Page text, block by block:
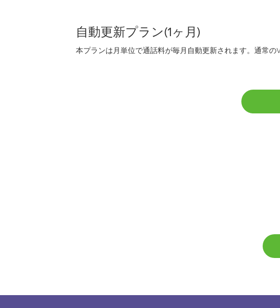
自動更新プラン(1ヶ月)
本プランは月単位で通話料が毎月自動更新されます。通常